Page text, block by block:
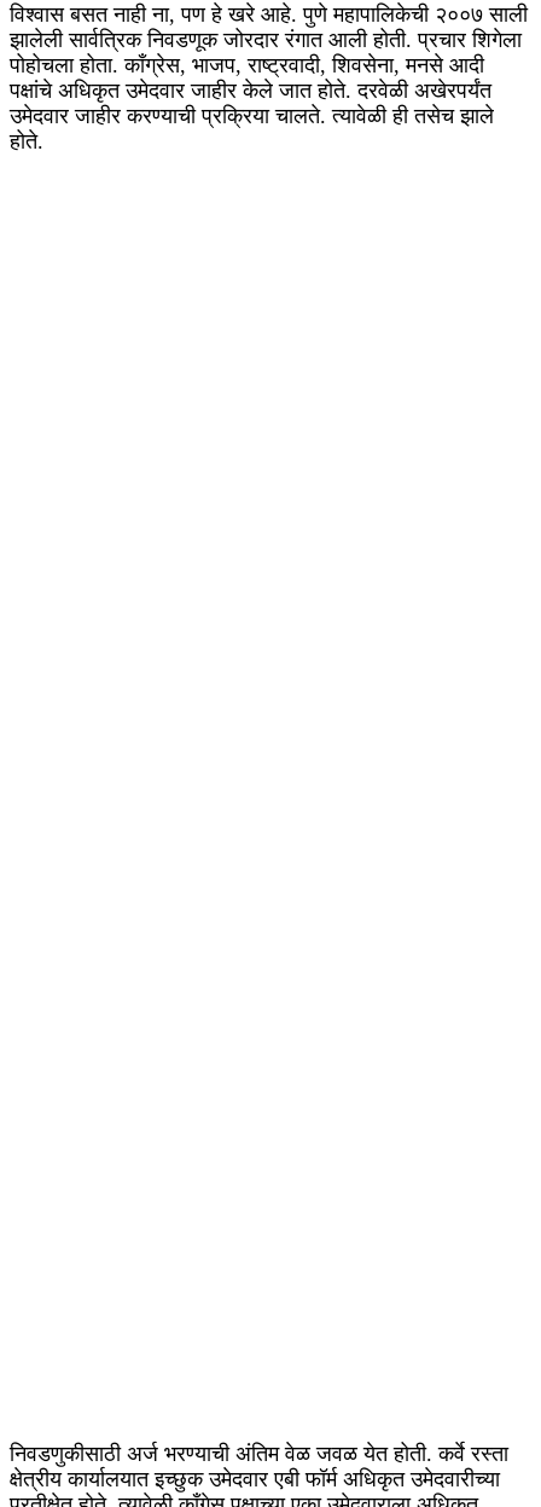
विश्वास बसत नाही ना, पण हे खरे आहे. पुणे महापालिकेची २००७ साली
झालेली सार्वत्रिक निवडणूक जोरदार रंगात आली होती. प्रचार शिगेला
पोहोचला होता. काँग्रेस, भाजप, राष्ट्रवादी, शिवसेना, मनसे आदी
पक्षांचे अधिकृत उमेदवार जाहीर केले जात होते. दरवेळी अखेरपर्यंत
उमेदवार जाहीर करण्याची प्रक्रिया चालते. त्यावेळी ही तसेच झाले
होते.
निवडणुकीसाठी अर्ज भरण्याची अंतिम वेळ जवळ येत होती. कर्वे रस्ता
क्षेत्रीय कार्यालयात इच्छुक उमेदवार एबी फॉर्म अधिकृत उमेदवारीच्या